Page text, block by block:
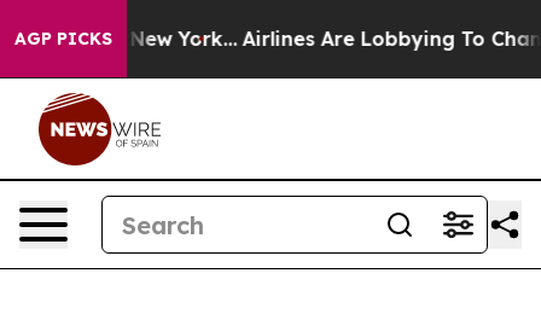
AGP PICKS
New York... Airlines Are Lobbying To Change